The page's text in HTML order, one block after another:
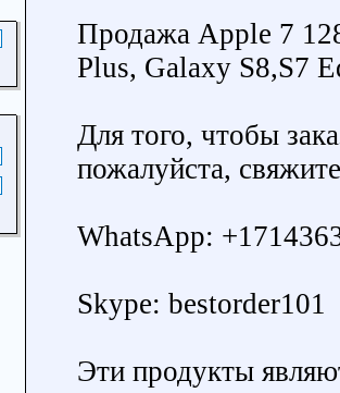
Продажа Apple 7
Plus, Galaxy S8,S7
Для того, чтобы
пожалуйста,
WhatsApp:
Skype: bestorder101
Эти продукты